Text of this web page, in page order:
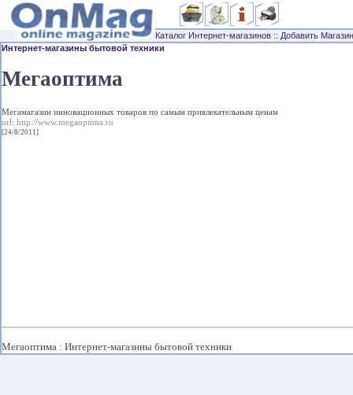
Каталог Интернет-магазинов :: Добавить Магазин
Интернет-магазины бытовой техники
Мегаоптима
Мегамагазин инновационных товаров по самым привлекательным ценам
url: http://www.megaoptima.ru
[24/8/2011]
Мегаоптима : Интернет-магазины бытовой техники